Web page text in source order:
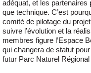
adéquat, et les partenaires
que technique. C’est
comité de pilotage du
suivre l’évolution et la
membres figure l’Espace
qui changera de statut
futur Parc Naturel